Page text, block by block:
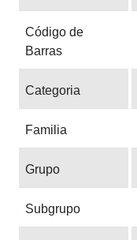
Código de
Barras
Categoria
Familia
Grupo
Subgrupo